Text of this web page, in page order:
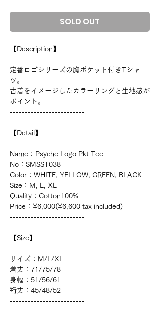
価
格
SOLD OUT
【Description】
-------------------------
定番ロゴシリーズの胸ポケット付きTシャ
ツ。
古着をイメージしたカラーリングと生地感が
ポイント。
-------------------------
【Detail】
-------------------------
Name：Psyche Logo Pkt Tee
No：SMSST038
Color：WHITE, YELLOW, GREEN, BLACK
Size：M, L, XL
Quality：Cotton100%
Price：¥6,000(¥6,600 tax included)
-------------------------
【Size】
-------------------------
サイズ：M/L/XL
着丈：71/75/78
身幅：51/56/61
裄丈：45/48/52
-------------------------